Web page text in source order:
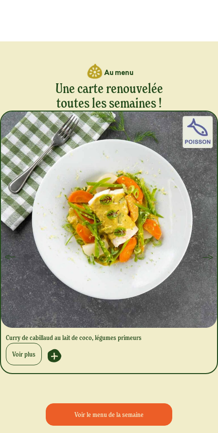
Au menu
Une carte renouvelée
toutes les semaines !
Curry de cabillaud au lait de coco, légumes primeurs
Voir plus
Voir le menu de la semaine